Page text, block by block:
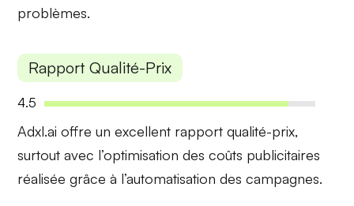
problèmes.
Rapport Qualité-Prix
4.5
Adxl.ai offre un excellent rapport qualité-prix,
surtout avec l’optimisation des coûts publicitaires
réalisée grâce à l’automatisation des campagnes.